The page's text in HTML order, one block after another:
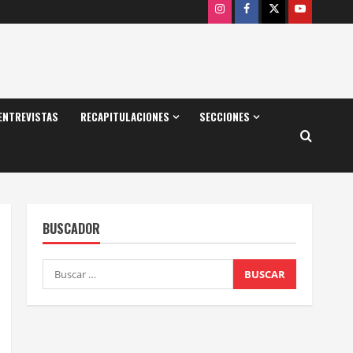
InstagramFacebook
X Youtube
RECAPITULACIONES SECCIONES
BUSCADOR
Buscar: